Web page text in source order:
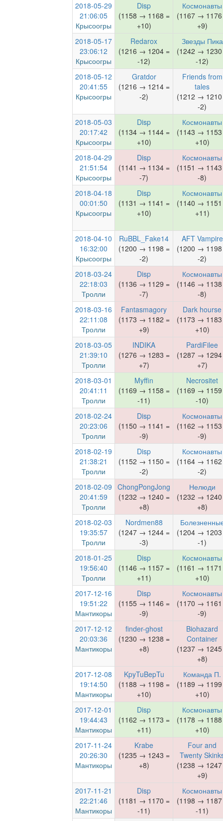
2018-05-29
21:06:05
Крысоогры
Disp
(1158 → 1168 =
+10)
Космонавты
(1167 → 1176
+9)
2018-05-17
23:06:12
Крысоогры
Redarox
(1216 → 1204 =
-12)
Звезды Пика
(1242 → 1230
-12)
2018-05-12
20:41:55
Крысоогры
Gratdor
(1216 → 1214 =
-2)
Friends from
tales
(1212 → 1210
-2)
2018-05-03
20:17:42
Крысоогры
Disp
(1134 → 1144 =
+10)
Космонавты
(1143 → 1153
+10)
2018-04-29
21:51:54
Крысоогры
Disp
(1141 → 1134 =
-7)
Космонавты
(1151 → 1143
-8)
2018-04-18
00:01:50
Крысоогры
Disp
(1131 → 1141 =
+10)
Космонавты
(1140 → 1151
+11)
2018-04-10
16:32:00
Крысоогры
RuBBL_Fake14
(1200 → 1198 =
-2)
AFT Vampire
(1200 → 1198
-2)
2018-03-24
22:18:03
Тролли
Disp
(1136 → 1129 =
-7)
Космонавты
(1146 → 1138
-8)
2018-03-16
22:11:08
Тролли
Fantasmagory
(1173 → 1182 =
+9)
Dark hourse
(1173 → 1183
+10)
2018-03-05
21:39:10
Тролли
INDIKA
(1276 → 1283 =
+7)
PardiFilee
(1287 → 1294
+7)
2018-03-01
20:41:11
Тролли
Myffin
(1169 → 1158 =
-11)
Necrositet
(1169 → 1159
-10)
2018-02-24
20:23:06
Тролли
Disp
(1150 → 1141 =
-9)
Космонавты
(1162 → 1153
-9)
2018-02-19
21:38:21
Тролли
Disp
(1152 → 1150 =
-2)
Космонавты
(1164 → 1162
-2)
2018-02-09
20:41:59
Тролли
ChongPongJong
(1232 → 1240 =
+8)
Нелюди
(1232 → 1240
+8)
2018-02-03
19:35:57
Тролли
Nordmen88
(1247 → 1244 =
-3)
(1204 → 1203
-1)
2018-01-25
19:56:40
Тролли
Disp
(1146 → 1157 =
+11)
Космонавты
(1161 → 1171
+10)
2017-12-16
19:51:22
Мантикоры
Disp
(1155 → 1146 =
-9)
Космонавты
(1170 → 1161
-9)
2017-12-12
20:03:36
Мантикоры
finder-ghost
(1230 → 1238 =
+8)
Biohazard
Container
(1237 → 1245
+8)
2017-12-08
19:14:50
Мантикоры
KpyTuBepTu
(1188 → 1198 =
+10)
Команда П.
(1189 → 1199
+10)
2017-12-01
19:44:43
Мантикоры
Disp
(1162 → 1173 =
+11)
Космонавты
(1178 → 1188
+10)
2017-11-24
20:26:30
Мантикоры
Krabe
(1235 → 1243 =
+8)
Four and
Twenty
(1238 → 1247
+9)
2017-11-21
22:21:46
Мантикоры
Disp
(1181 → 1170 =
-11)
Космонавты
(1198 → 1187
-11)